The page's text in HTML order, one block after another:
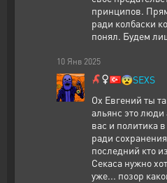
принципов.
ради колбаски
понял. Будем
10 Янв 2025
😨SEXS
Ох Евгений ты
альянс это люди
вас и политика
ради
последний кто
Секаса нужно
уже... позор